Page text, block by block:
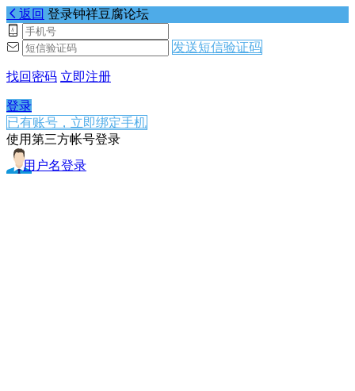
返回 登录钟祥豆腐论坛
发送短信验证码
找回密码 立即注册
登录
已有账号，立即绑定手机
使用第三方帐号登录
用户名登录